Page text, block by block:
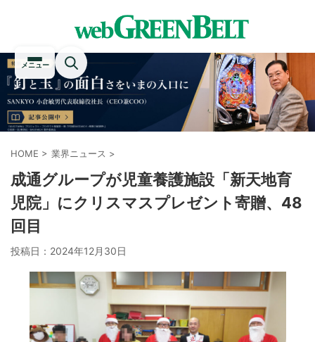
メニュー
HOME > 業界ニュース >
成通グループが児童養護施設「新天地育
児院」にクリスマスプレゼント寄贈、48
回目
投稿日： 2024年12月30日